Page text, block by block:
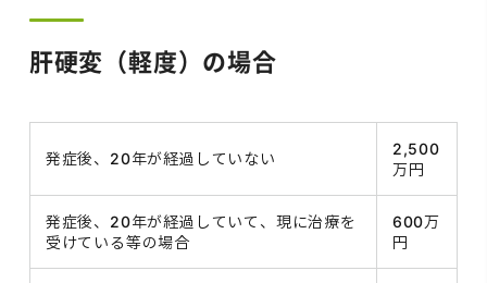
肝硬変（軽度）の場合
発症後、20年が経過していない
2,500
万円
発症後、20年が経過していて、現に治療を
受けている等の場合
600万
円